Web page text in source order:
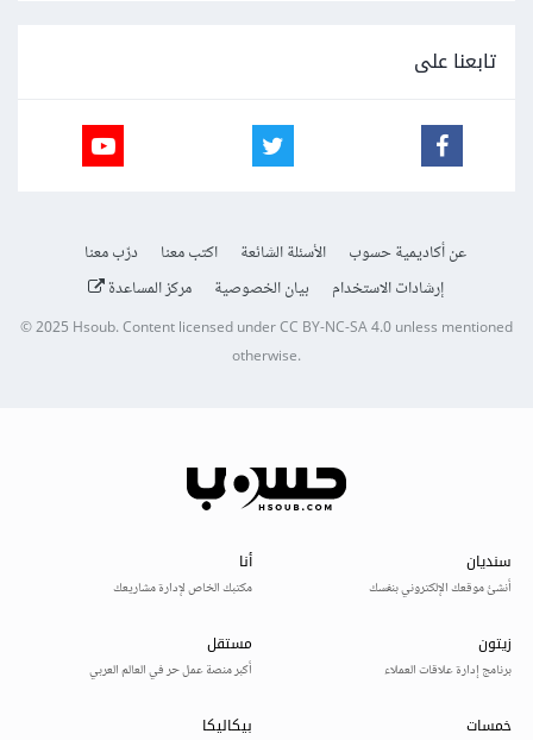
تابعنا على
عن أكاديمية حسوب الأسئلة الشائعة اكتب معنا
درّب معنا
إرشادات الاستخدام
بيان الخصوصية مركز المساعدة
© 2025Hsoub.Content licensed underCC BY-NC-SA 4.0unless mentioned
otherwise.